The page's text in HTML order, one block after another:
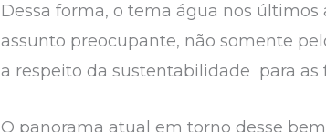
Dessa forma, o tema água nos
assunto preocupante, não somente
a respeito da sustentabilidade para as
O panorama atual em torno desse